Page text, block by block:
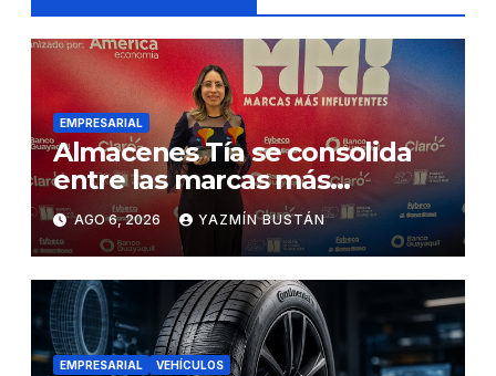
EMPRESARIAL
Almacenes Tía se consolida
entre las marcas más
influyentes del Ecuador
AGO 6, 2026 YAZMÍN BUSTÁN
EMPRESARIAL VEHÍCULOS